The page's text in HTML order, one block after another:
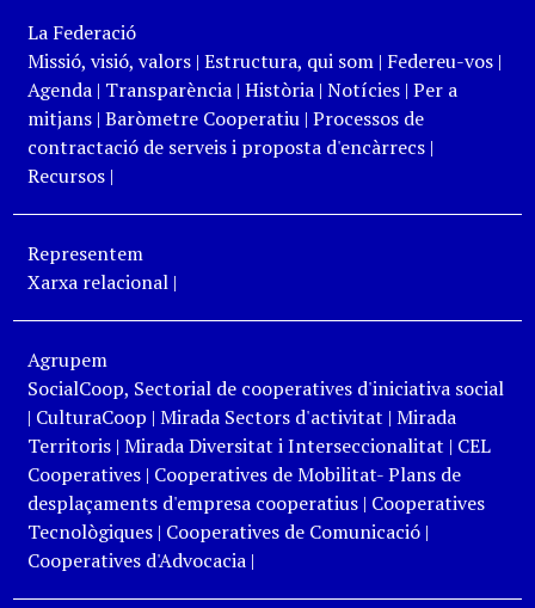
La Federació
Missió, visió, valors| Estructura, qui som| Federeu-vos|
Agenda | Transparència| Història| Notícies | Per a
mitjans| Baròmetre Cooperatiu| Processos de
contractació de serveis i proposta d'encàrrecs|
Recursos|
Representem
Xarxa relacional|
Agrupem
SocialCoop, Sectorial de cooperatives d'iniciativa social
| CulturaCoop | Mirada Sectors d'activitat | Mirada
Territoris| Mirada Diversitat i Interseccionalitat | CEL
Cooperatives| Cooperatives de Mobilitat- Plans de
desplaçaments d'empresa cooperatius| Cooperatives
Tecnològiques| Cooperatives de Comunicació|
Cooperatives d'Advocacia|